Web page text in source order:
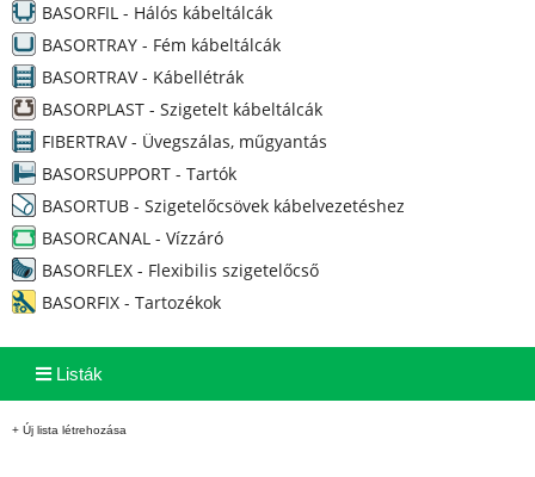
BASORFIL - Hálós kábeltálcák
BASORTRAY - Fém kábeltálcák
BASORTRAV - Kábellétrák
BASORPLAST - Szigetelt kábeltálcák
FIBERTRAV - Üvegszálas, műgyantás
BASORSUPPORT - Tartók
BASORTUB - Szigetelőcsövek kábelvezetéshez
BASORCANAL - Vízzáró
BASORFLEX - Flexibilis szigetelőcső
BASORFIX - Tartozékok
Listák
+ Új lista létrehozása